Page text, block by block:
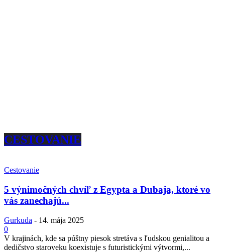
CESTOVANIE
Cestovanie
5 výnimočných chvíľ z Egypta a Dubaja, ktoré vo
vás zanechajú...
Gurkuda - 14. mája 2025
0
V krajinách, kde sa púštny piesok stretáva s ľudskou genialitou a
dedičstvo staroveku koexistuje s futuristickými výtvormi,...